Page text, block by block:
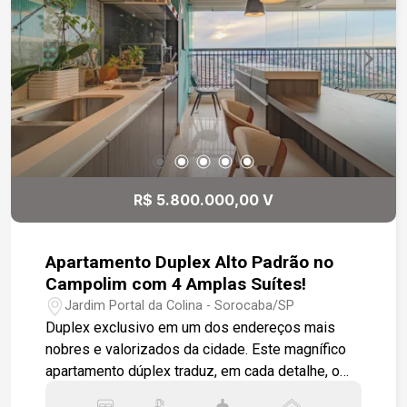
R$ 5.800.000,00 V
Apartamento Duplex Alto Padrão no
Campolim com 4 Amplas Suítes!
Jardim Portal da Colina - Sorocaba/SP
Duplex exclusivo em um dos endereços mais
nobres e valorizados da cidade. Este magnífico
apartamento dúplex traduz, em cada detalhe, o